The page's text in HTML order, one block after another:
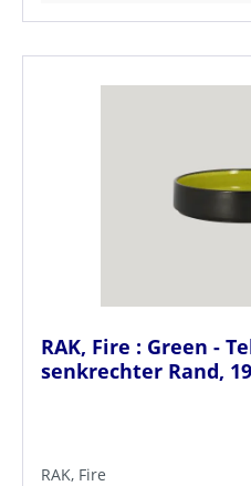
RAK, Fire : Green -
senkrechter Rand,
RAK, Fire